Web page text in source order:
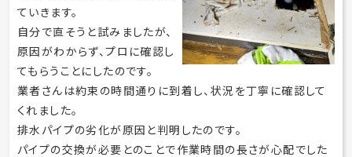
ていきます。
自分で直そうと試みましたが、
原因がわからず、プロに確認し
てもらうことにしたのです。
業者さんは約束の時間通りに到着し、状況を丁寧に確認して
くれました。
排水パイプの劣化が原因と判明したのです。
パイプの交換が必要とのことで作業時間の⾧さが心配でした